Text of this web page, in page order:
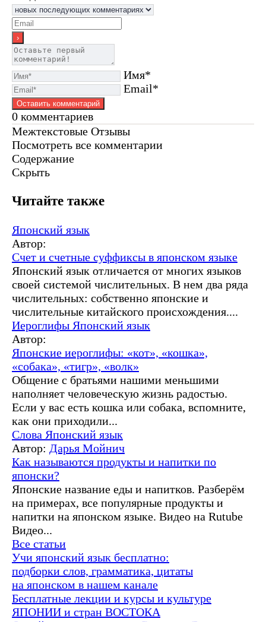
Имя*
Email*
0 комментариев
Межтекстовые Отзывы
Посмотреть все комментарии
Содержание
Скрыть
Читайте также
Японский язык
Автор:
Счет и счетные суффиксы в японском языке
Японский язык отличается от многих языков
своей системой числительных. В нем два ряда
числительных: собственно японские и
числительные китайского происхождения....
Иероглифы Японский язык
Автор:
Японские иероглифы: «кот», «кошка»,
«собака», «тигр», «волк»
Общение с братьями нашими меньшими
наполняет человеческую жизнь радостью.
Если у вас есть кошка или собака, вспомните,
как они приходили...
Слова Японский язык
Автор: Дарья Мойнич
Как называются продукты и напитки по
японски?
Японские название еды и напитков. Разберём
на примерах, все популярные продукты и
напитки на японском языке. Видео на Rutube
Видео...
Все статьи
Учи японский язык бесплатно:
подборки слов, грамматика, цитаты
на японском в нашем канале
Бесплатные лекции и курсы и культуре
ЯПОНИИ и стран ВОСТОКА